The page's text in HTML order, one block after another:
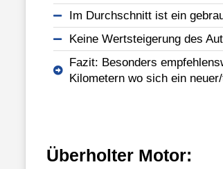
Im Durchschnitt ist ein
Keine Wertsteigerung des
Fazit: Besonders
Kilometern wo sich ein
Überholter Motor: